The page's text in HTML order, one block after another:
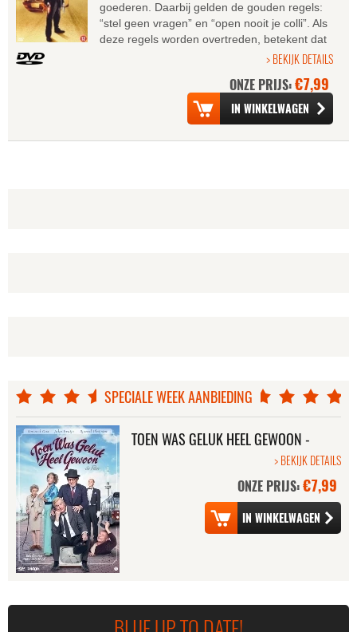
goederen. Daarbij gelden de gouden regels:
“stel geen vragen” en “open nooit je colli”. Als
deze regels worden overtreden, betekent dat
> BEKIJK DETAILS
ONZE PRIJS:€7,99
SPECIALE WEEK AANBIEDING
TOEN WAS GELUK HEEL GEWOON -
> BEKIJK DETAILS
ONZE PRIJS:€7,99